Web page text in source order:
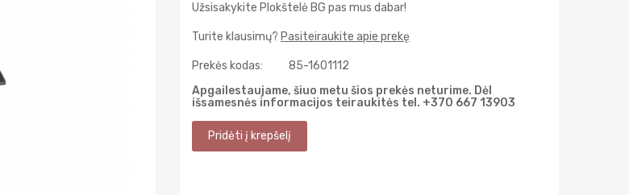
Užsisakykite Plokštelė BG pas mus dabar!
Turite klausimų? Pasiteiraukite apie prekę
Prekės kodas:
85-1601112
Apgailestaujame, šiuo metu šios prekės neturime. Dėl
išsamesnės informacijos teiraukitės tel. +370 667 13903